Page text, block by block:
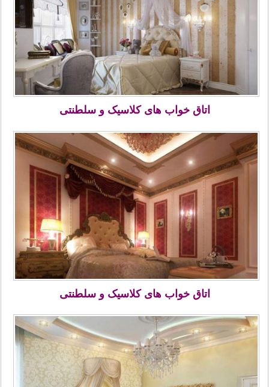
اتاق خواب های کلاسیک و سلطنتی
اتاق خواب های کلاسیک و سلطنتی